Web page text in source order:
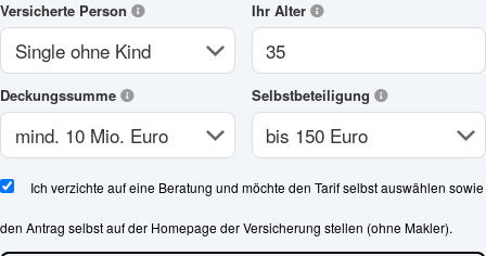
Versicherte Person Ihr Alter
Deckungssumme Selbstbeteiligung
Ich verzichte auf eine Beratung und möchte den Tarif selbst auswählen sowie
den Antrag selbst auf der Homepage der Versicherung stellen (ohne Makler).